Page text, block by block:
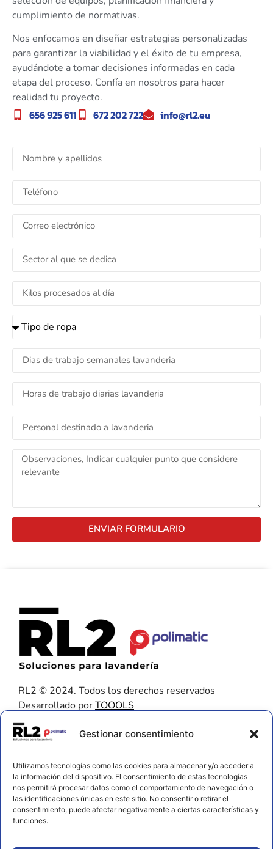
Gestionar consentimiento
Utilizamos tecnologías como las cookies para almacenar y/o acceder a
la información del dispositivo. El consentimiento de estas tecnologías
nos permitirá procesar datos como el comportamiento de navegación o
las identificaciones únicas en este sitio. No consentir o retirar el
consentimiento, puede afectar negativamente a ciertas características y
funciones.
cumplimiento de normativas.
Nos enfocamos en diseñar estrategias personalizadas
para garantizar la viabilidad y el éxito de tu empresa,
ayudándote a tomar decisiones informadas en cada
etapa del proceso. Confía en nosotros para hacer
realidad tu proyecto.
656 925 611 672 202 722 info@rl2.eu
ENVIAR FORMULARIO
RL2 © 2024. Todos los derechos reservados
Desarrollado porTOOOLS
Contacto
672 202 722
info@rl2.eu
Información